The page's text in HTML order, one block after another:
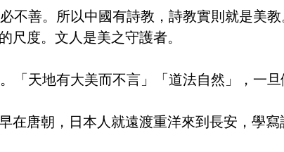
善。所以中國有詩教，詩教實則就是美教
尺度。文人是美之守護者。
天地有大美而不言」「道法自然」，一旦
在唐朝，日本人就遠渡重洋來到長安，學寫